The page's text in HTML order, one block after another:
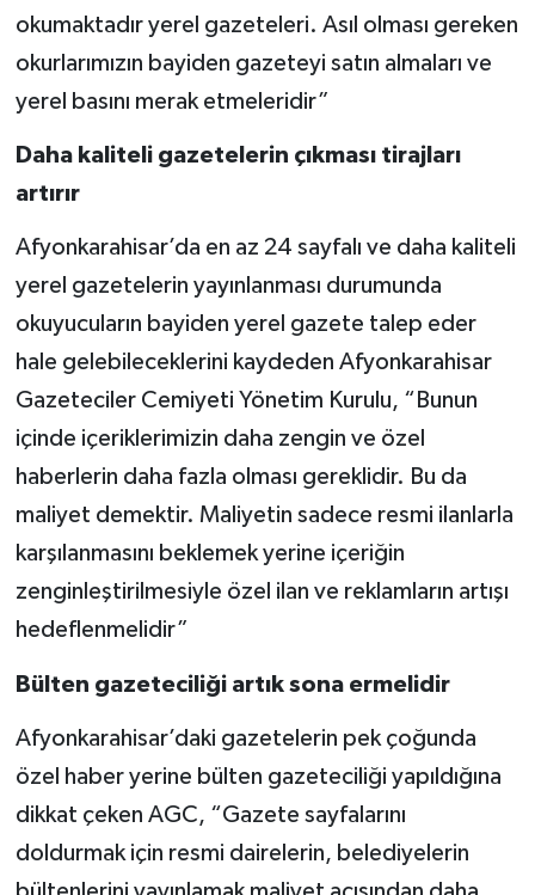
okumaktadır yerel gazeteleri. Asıl olması gereken
okurlarımızın bayiden gazeteyi satın almaları ve
yerel basını merak etmeleridir”
Daha kaliteli gazetelerin çıkması tirajları
artırır
Afyonkarahisar’da en az 24 sayfalı ve daha kaliteli
yerel gazetelerin yayınlanması durumunda
okuyucuların bayiden yerel gazete talep eder
hale gelebileceklerini kaydeden Afyonkarahisar
Gazeteciler Cemiyeti Yönetim Kurulu, “Bunun
içinde içeriklerimizin daha zengin ve özel
haberlerin daha fazla olması gereklidir. Bu da
maliyet demektir. Maliyetin sadece resmi ilanlarla
karşılanmasını beklemek yerine içeriğin
zenginleştirilmesiyle özel ilan ve reklamların artışı
hedeflenmelidir”
Bülten gazeteciliği artık sona ermelidir
Afyonkarahisar’daki gazetelerin pek çoğunda
özel haber yerine bülten gazeteciliği yapıldığına
dikkat çeken AGC, “Gazete sayfalarını
doldurmak için resmi dairelerin, belediyelerin